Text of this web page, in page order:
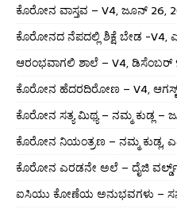
ಕೊರೋನ ವಾಸ್ತವ – V4, ಜೂನ್ 26,
ಕೊರೋನದ ನೆಪದಲ್ಲಿ ಶಿಕ್ಷೆ ಬೇಡ -V4,
ಆರಂಭವಾಗಲಿ ಶಾಲೆ – V4, ಡಿಸೆಂಬರ್
ಕೊರೋನ ಹೆದರದಿರೋಣ – V4, ಆಗಸ್ಟ್
ಕೊರೋನ ಸತ್ಯ ಮಿಥ್ಯ – ನಮ್ಮ ಕುಡ್ಲ –
ಕೊರೋನ ನಿಯಂತ್ರಣ – ನಮ್ಮ ಕುಡ್ಲ,
ಕೊರೋನ ಎರಡನೇ ಅಲೆ – ದೈಜಿ
ಐಸಿಯು ಕೋಣೆಯ ಅನುಭವಗಳು –